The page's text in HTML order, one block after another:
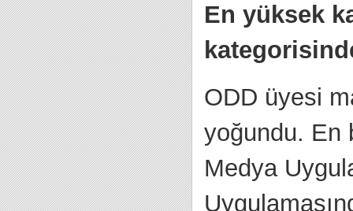
En yüksek
ODD üyesi
yoğundu. En
Medya